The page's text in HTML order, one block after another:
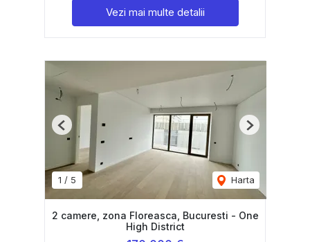
Vezi mai multe detalii
1 / 5 Harta
Previous Next
2 camere, zona Floreasca, Bucuresti - One
High District